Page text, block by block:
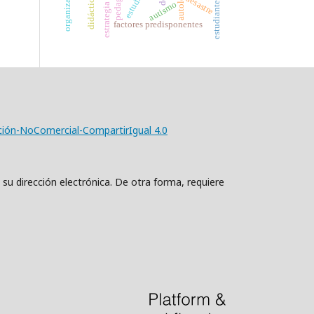
factores predisponentes
autismo
didáctica desastreestudiantes
NoComercial-CompartirIgual 4.0
dirección electrónica. De otra forma, requiere